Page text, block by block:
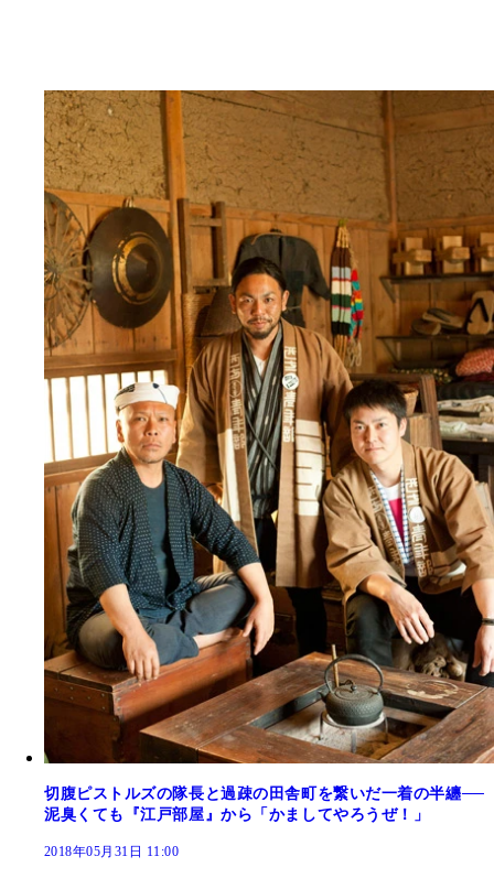
切腹ピストルズの隊長と過疎の田舎町を繋いだ一着の半纏──
泥臭くても『江戸部屋』から「かましてやろうぜ！」
2018年05月31日 11:00